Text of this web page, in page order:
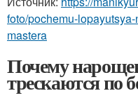
foto/pochemu-
mastera
Почему
трескаются